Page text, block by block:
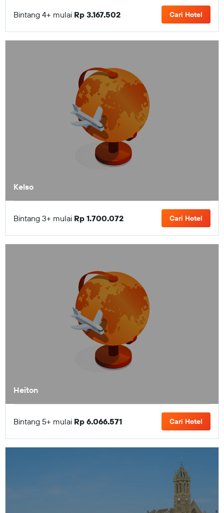
Bintang 4+ mulai Rp 3.167.502 Cari Hotel
Kelso
Bintang 3+ mulai Rp 1.700.072 Cari Hotel
Heiton
Bintang 5+ mulai Rp 6.066.571 Cari Hotel